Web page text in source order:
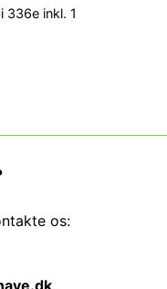
336e inkl. 1
os: